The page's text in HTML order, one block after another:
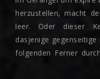
herzustellen, macht
leer. Oder dieser
dasjenige
folgenden Ferner